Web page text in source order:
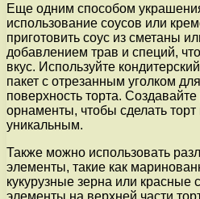
Еще одним способом
использование соусов или
приготовить соус из сметаны
добавлением трав и специй,
вкус. Используйте
пакет с отрезанным уголком
поверхность торта.
орнаменты, чтобы сделать
уникальным.
Также можно использовать
элементы, такие как
кукурузные зерна или красные
элементы на верхней части